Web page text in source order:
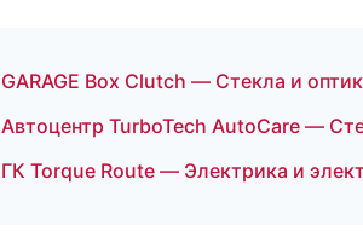
GARAGE Box Clutch — Стекла и
Автоцентр TurboTech AutoCare —
ГК Torque Route — Электрика и